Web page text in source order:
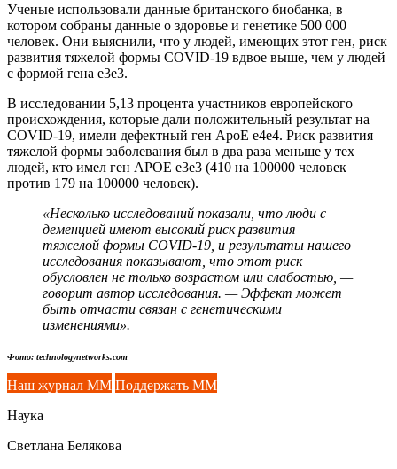
Ученые использовали данные британского биобанка, в
котором собраны данные о здоровье и генетике 500 000
человек. Они выяснили, что у людей, имеющих этот ген, риск
развития тяжелой формы COVID-19 вдвое выше, чем у людей
с формой гена e3e3.
В исследовании 5,13 процента участников европейского
происхождения, которые дали положительный результат на
COVID-19, имели дефектный ген ApoE e4e4. Риск развития
тяжелой формы заболевания был в два раза меньше у тех
людей, кто имел ген APOE e3e3 (410 на 100000 человек
против 179 на 100000 человек).
«Несколько исследований показали, что люди с
деменцией имеют высокий риск развития
тяжелой формы COVID-19 , и результаты нашего
исследования показывают, что этот риск
обусловлен не только возрастом или слабостью, —
говорит автор исследования. — Эффект может
быть отчасти связан с генетическими
изменениями».
Фото: technologynetworks.com
Наш журнал ММ Поддержать ММ
Наука
Светлана Белякова